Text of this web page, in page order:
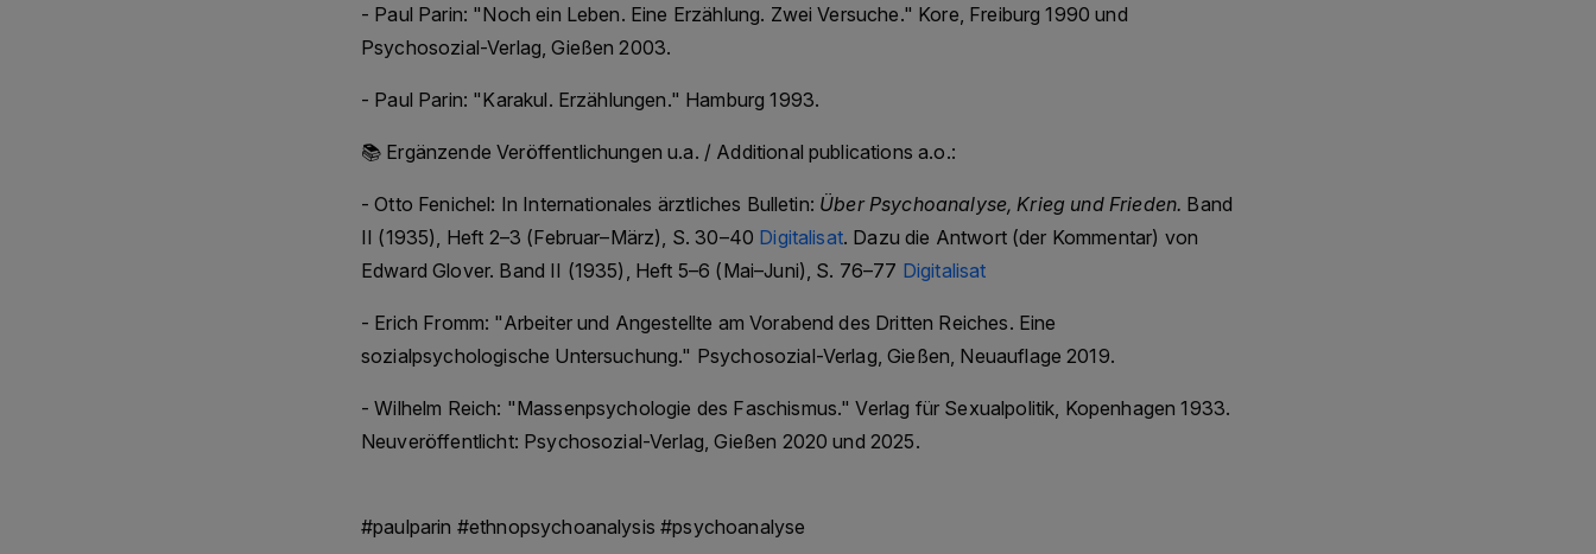
- Paul Parin: "Noch ein Leben. Eine Erzählung. Zwei Versuche." Kore, Freiburg 1990 und
Psychosozial-Verlag, Gießen 2003.
- Paul Parin: "Karakul. Erzählungen." Hamburg 1993.
📚 Ergänzende Veröffentlichungen u.a. / Additional publications a.o.:
- Otto Fenichel: In Internationales ärztliches Bulletin: Über Psychoanalyse, Krieg und Frieden. Band
II (1935), Heft 2–3 (Februar–März), S. 30–40 Digitalisat. Dazu die Antwort (der Kommentar) von
Edward Glover. Band II (1935), Heft 5–6 (Mai–Juni), S. 76–77 Digitalisat
- Erich Fromm: "Arbeiter und Angestellte am Vorabend des Dritten Reiches. Eine
sozialpsychologische Untersuchung." Psychosozial-Verlag, Gießen, Neuauflage 2019.
- Wilhelm Reich: "Massenpsychologie des Faschismus." Verlag für Sexualpolitik, Kopenhagen 1933.
Neuveröffentlicht: Psychosozial-Verlag, Gießen 2020 und 2025.
#paulparin #ethnopsychoanalysis #psychoanalyse